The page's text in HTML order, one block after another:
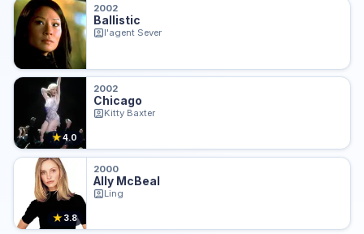
2002
Ballistic
l'agent Sever
★4.0
2002
Chicago
Kitty Baxter
★ 3.8
2000
Ally McBeal
Ling